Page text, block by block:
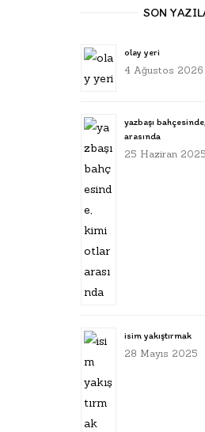
SON
olay yeri
4 Ağustos 2026
yazbaşı
arasında
25 Haziran 2025
isim yakıştırmak
28 Mayıs 2025